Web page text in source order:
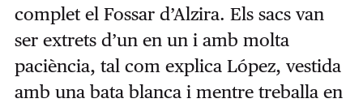
complet el Fossar d’Alzira. Els sacs van
ser extrets d’un en un i amb molta
paciència, tal com explica López, vestida
amb una bata blanca i mentre treballa en